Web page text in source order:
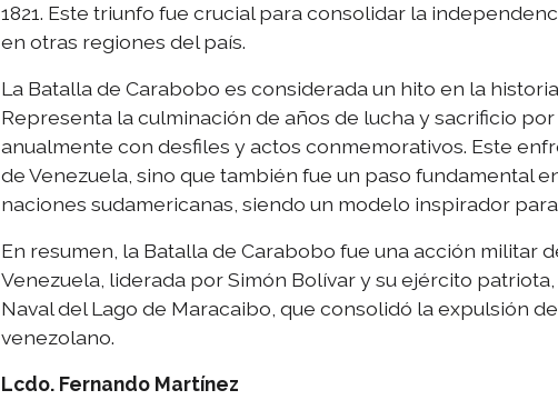
1821. Este triunfo fue crucial para consolidar la
en otras regiones del país.
La Batalla de Carabobo es considerada un hito en la
Representa la culminación de años de lucha y sacrificio
anualmente con desfiles y actos conmemorativos. Este
de Venezuela, sino que también fue un paso fundamental
naciones sudamericanas, siendo un modelo inspirador
En resumen, la Batalla de Carabobo fue una acción militar
Venezuela, liderada por Simón Bolívar y su ejército
Naval del Lago de Maracaibo, que consolidó la expulsión
venezolano.
Lcdo. Fernando Martínez